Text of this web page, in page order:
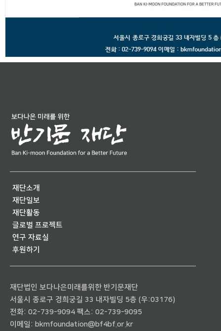
재단소개
재단일보
재단활동
글로벌 프로젝트
연구 자료실
후원하기
재단법인 보다나은미래를위한 반기문재단
서울시 종로구 경희궁길 33 내자빌딩 5층 (우:03176)
전화: 02-739-9094 팩스: 02-739-9095
이메일: bkmfoundation@bf4bf.or.kr